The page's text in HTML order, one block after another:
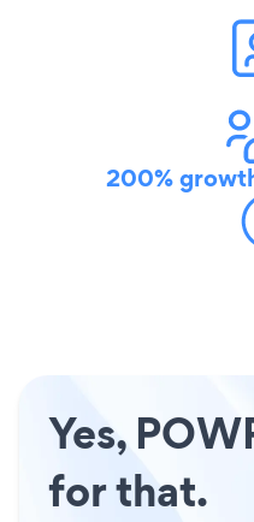
200%
Yes,
for that.